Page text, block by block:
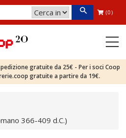
(0)
gratuite da 25€ - Per i soci Coop
gratuite a partire da 19€.
366-409 d.C.)